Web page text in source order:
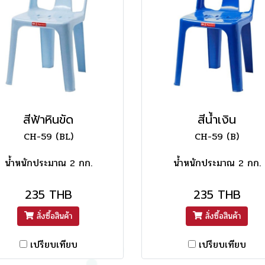
สีฟ้าหินขัด
CH-59 (BL)
น้ำหนักประมาณ 2 กก.
235 THB
สั่งซื้อสินค้า
เปรียบเทียบ
สีน้ำเงิน
CH-59 (B)
น้ำหนักประมาณ 2 กก.
235 THB
สั่งซื้อสินค้า
เปรียบเทียบ